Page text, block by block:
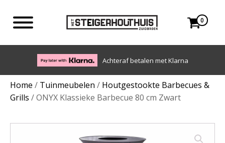
0
Eigen bezorgdienst in NL en BE. Afhalen ook
Home / Tuinmeubelen / Houtgestookte Barbecues &
Grills / ONYX Klassieke Barbecue 80 cm Zwart